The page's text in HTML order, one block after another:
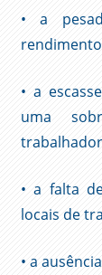
• a
• a
uma
• a falta
locais de
• a